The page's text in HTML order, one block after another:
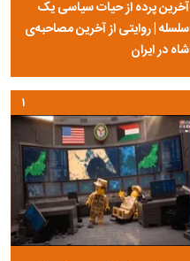
آخرین پرده از حیات سیاسی یک
سلسله | روایتی از آخرین مصاحبه‌ی
شاه در ایران
۱